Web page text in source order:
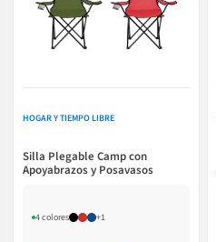
HOGAR Y TIEMPO LIBRE
Silla Plegable Camp con
Apoyabrazos y Posavasos
4 colores +1